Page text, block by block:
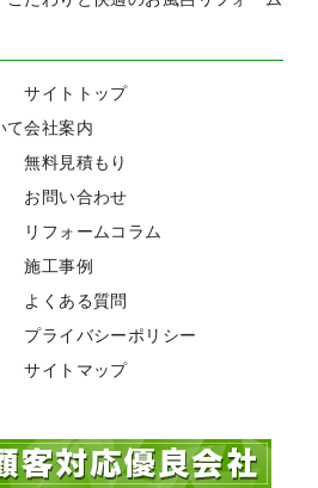
て
サイトトップ
会社案内
無料見積もり
お問い合わせ
リフォームコラム
施工事例
よくある質問
プライバシーポリシー
サイトマップ